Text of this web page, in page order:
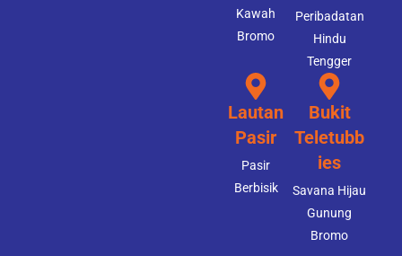
Kawah
Bromo
Peribadatan
Hindu
Tengger
Lautan
Pasir
Pasir
Berbisik
Bukit
Teletubb
ies
Savana Hijau
Gunung
Bromo